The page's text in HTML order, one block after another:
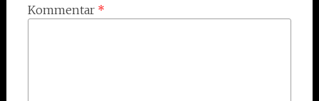
Kommentar *